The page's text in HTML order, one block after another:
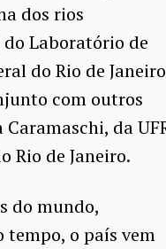
dos rios
do Laboratório de
do Rio de Janeiro
com outros
da
Rio de Janeiro.
do mundo,
tempo, o país vem